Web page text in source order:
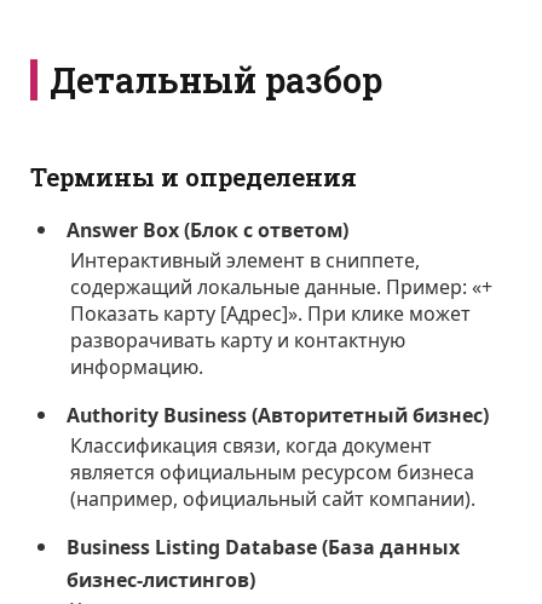
Детальный разбор
Термины и определения
Answer Box (Блок с ответом)
Интерактивный элемент в сниппете,
содержащий локальные данные. Пример: «+
Показать карту [Адрес]». При клике может
разворачивать карту и контактную
информацию.
Authority Business (Авторитетный бизнес)
Классификация связи, когда документ
является официальным ресурсом бизнеса
(например, официальный сайт компании).
Business Listing Database (База данных
бизнес-листингов)